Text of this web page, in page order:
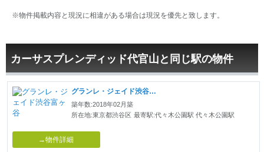
※物件掲載内容と現況に相違がある場合は現況を優先と致します。
カーサスプレンディッド代官山と同じ駅の物件
グランレ・ジェイド渋谷富ヶ谷
築年数:2018年02月築
所在地:東京都渋谷区 最寄駅:代々木公園駅 代々木公園駅
→物件詳細